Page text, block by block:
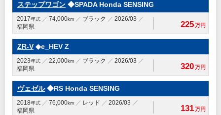
ステップワゴン ◆SPADA Honda SENSING
2017年式 74,000km ブラック
2026/03
福岡県
225万円
ZR-V ◆e_HEV Z
2023年式 22,000km ブラック
2026/03
福岡県
320万円
ヴェゼル◆RS Honda SENSING
2018年式 76,000km レッド
2026/03
福岡県
131万円